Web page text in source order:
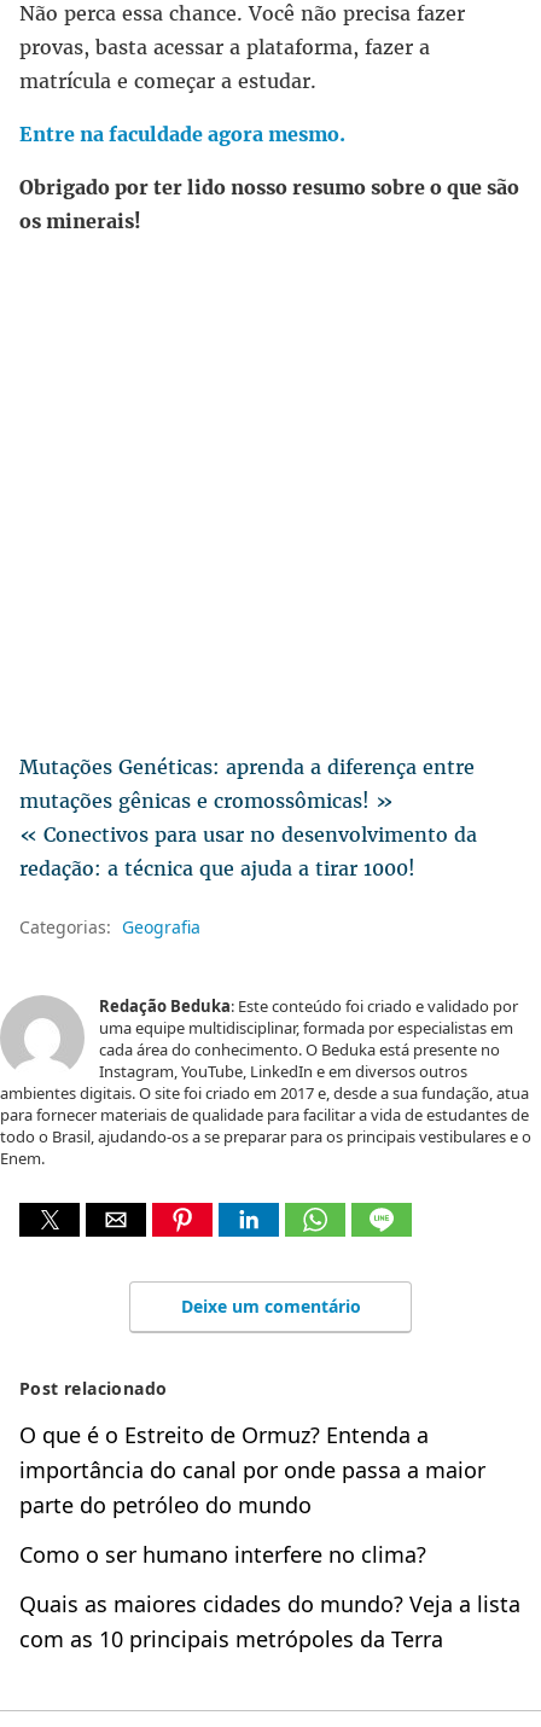
Não perca essa chance. Você não precisa fazer
provas, basta acessar a plataforma, fazer a
matrícula e começar a estudar.
Entre na faculdade agora mesmo.
Obrigado por ter lido nosso resumo sobre o que são
os minerais!
Mutações Genéticas: aprenda a diferença entre
mutações gênicas e cromossômicas! »
« Conectivos para usar no desenvolvimento da
redação: a técnica que ajuda a tirar 1000!
Categorias: Geografia
Redação Beduka: Este conteúdo foi criado e validado por
uma equipe multidisciplinar, formada por especialistas em
cada área do conhecimento. O Beduka está presente no
Instagram, YouTube, LinkedIn e em diversos outros
ambientes digitais. O site foi criado em 2017 e, desde a sua fundação, atua
para fornecer materiais de qualidade para facilitar a vida de estudantes de
todo o Brasil, ajudando-os a se preparar para os principais vestibulares e o
Enem.
Deixe um comentário
Post relacionado
O que é o Estreito de Ormuz? Entenda a
importância do canal por onde passa a maior
parte do petróleo do mundo
Como o ser humano interfere no clima?
Quais as maiores cidades do mundo? Veja a lista
com as 10 principais metrópoles da Terra